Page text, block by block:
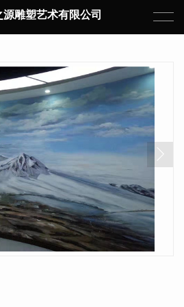
源雕塑艺术有限公司